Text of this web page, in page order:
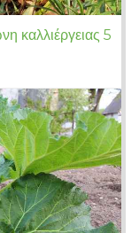
καλλιέργειας 5